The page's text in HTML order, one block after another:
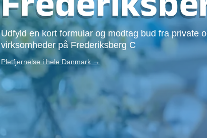
Opsætning af skillevæg
Tømrer
Tunge løft
Underholdning
Se alle...
Udfyld en kort formular og modtag bud fra private
virksomheder på Frederiksberg C
Pletfjernelse i hele Danmark →